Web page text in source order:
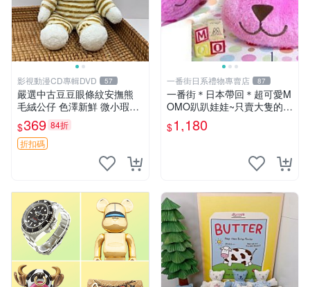
影視動漫CD專輯DVD 57
嚴選中古豆豆眼條紋安撫熊
毛絨公仔 色澤新鮮 微小瑕疵
可收藏 中古 安撫熊 條紋公仔
$369 84折
折扣碼
一番街日系禮物專賣店 87
一番街＊日本帶回＊超可愛M
OMO趴趴娃娃~只賣大隻的1
號~單隻價～生日禮物
$1,180